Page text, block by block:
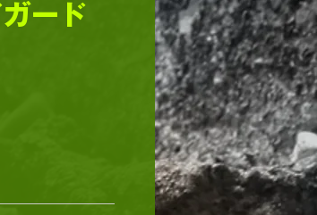
ード